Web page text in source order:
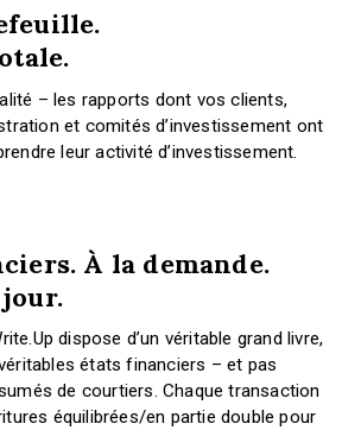
– les rapports dont vos clients,
et comités d’investissement ont
leur activité d’investissement.
À la demande.
dispose d’un véritable grand livre,
états financiers – et pas
de courtiers. Chaque transaction
équilibrées/en partie double pour